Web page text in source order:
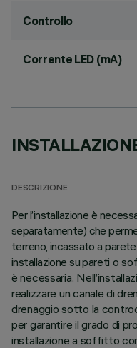
Controllo
Corrente LED (mA)
DESCRIZIONE
Per l’installazione è
separatamente) che
terreno, incassato a
installazione su pareti o
è necessaria.
realizzare un canale di
drenaggio sotto la
per garantire il grado di
installazione a soffitto